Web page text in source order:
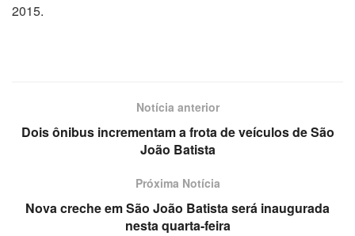
2015.
Notícia anterior
Dois ônibus incrementam a frota de veículos de São
João Batista
Próxima Notícia
Nova creche em São João Batista será inaugurada
nesta quarta-feira